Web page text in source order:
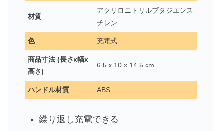
材質
アクリロニトリルブタジエンス
チレン
色 充電式
商品寸法 (長さx幅x
高さ)
6.5 x 10 x 14.5 cm
ハンドル材質 ABS
繰り返し充電できる